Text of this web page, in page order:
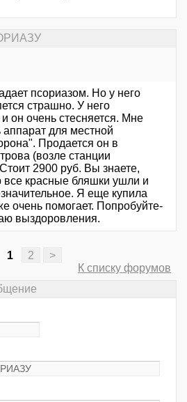
псориазом. Но у него
страшно. У него
он очень стесняется. Мне
аппарат для местной
Продается он в
(возле станции
2900 руб. Вы знаете,
все красные бляшки ушли и
Я еще купила
очень помогает. Попробуйте-
выздоровления.
1
2
>
К списку форумов